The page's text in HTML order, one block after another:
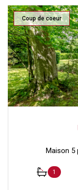
Coup de coeur
1